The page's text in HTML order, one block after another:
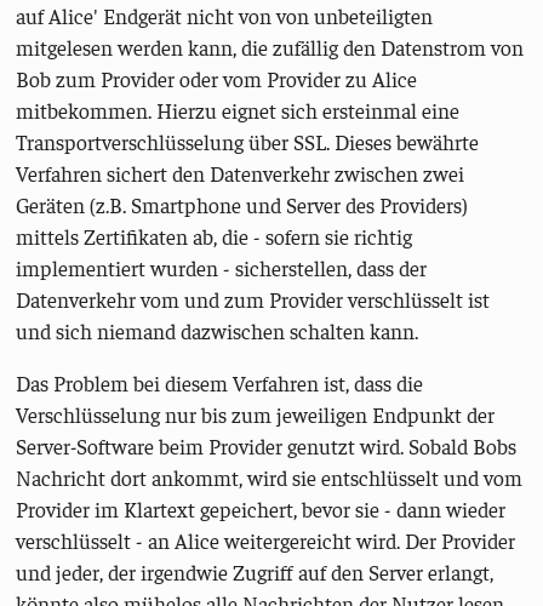
auf Alice' Endgerät nicht von von unbeteiligten
mitgelesen werden kann, die zufällig den Datenstrom von
Bob zum Provider oder vom Provider zu Alice
mitbekommen. Hierzu eignet sich ersteinmal eine
Transportverschlüsselung über SSL. Dieses bewährte
Verfahren sichert den Datenverkehr zwischen zwei
Geräten (z.B. Smartphone und Server des Providers)
mittels Zertifikaten ab, die - sofern sie richtig
implementiert wurden - sicherstellen, dass der
Datenverkehr vom und zum Provider verschlüsselt ist
und sich niemand dazwischen schalten kann.
Das Problem bei diesem Verfahren ist, dass die
Verschlüsselung nur bis zum jeweiligen Endpunkt der
Server-Software beim Provider genutzt wird. Sobald Bobs
Nachricht dort ankommt, wird sie entschlüsselt und vom
Provider im Klartext gepeichert, bevor sie - dann wieder
verschlüsselt - an Alice weitergereicht wird. Der Provider
und jeder, der irgendwie Zugriff auf den Server erlangt,